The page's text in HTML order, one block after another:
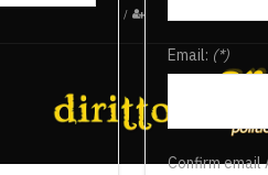
/
Email: (*)
Confirm email